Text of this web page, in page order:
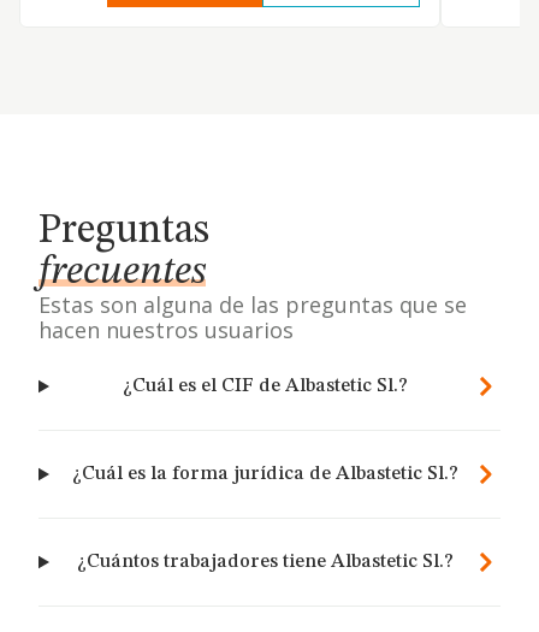
Preguntas
frecuentes
Estas son alguna de las preguntas que se
hacen nuestros usuarios
¿Cuál es el CIF de Albastetic Sl.?
¿Cuál es la forma jurídica de Albastetic Sl.?
¿Cuántos trabajadores tiene Albastetic Sl.?